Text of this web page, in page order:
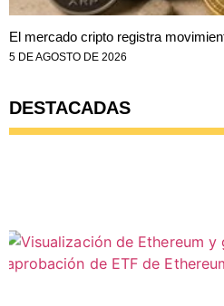
El mercado cripto registra
5 DE AGOSTO DE 2026
DESTACADAS